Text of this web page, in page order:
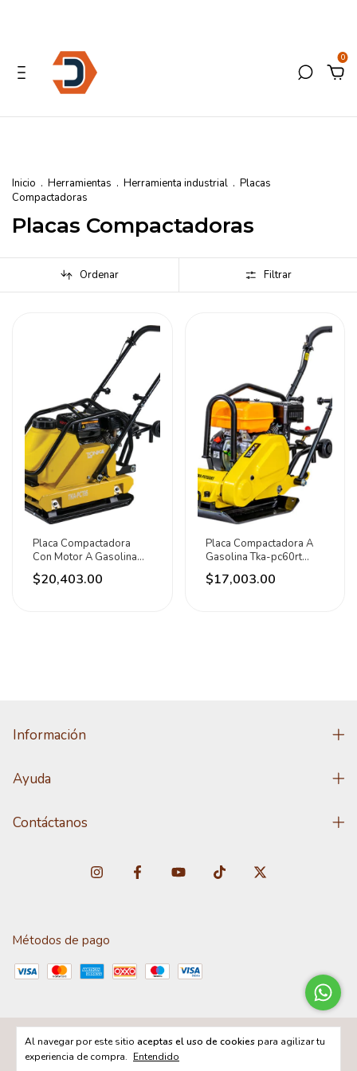
0
Al navegar por este sitio aceptas el uso de cookies para agilizar tu
experiencia de compra. Entendido
Inicio . Herramientas . Herramienta industrial . Placas
Compactadoras
Placas Compactadoras
Ordenar Filtrar
Placa Compactadora
Con Motor A Gasolina
Tka-pct95rt Tonka
$20,403.00
Placa Compactadora A
Gasolina Tka-pc60rt
Tonka
$17,003.00
Información
Ayuda
Contáctanos
Métodos de pago
Copyright DISTRIBUNET - 2026. Todos los derechos reservados.